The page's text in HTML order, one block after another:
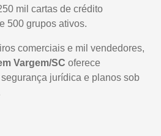
mil cartas de crédito
500 grupos ativos.
comerciais e mil vendedores,
Vargem/SC oferece
jurídica e planos sob